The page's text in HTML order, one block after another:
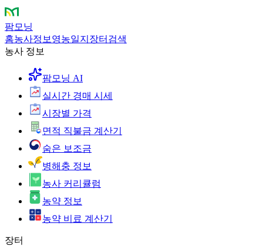
팜모닝
홈농사정보 영농일지 장터 검색
농사 정보
팜모닝 AI
실시간 경매 시세
시장별 가격
면적 직불금 계산기
숨은 보조금
병해충 정보
농사 커리큘럼
농약 정보
농약 비료 계산기
장터